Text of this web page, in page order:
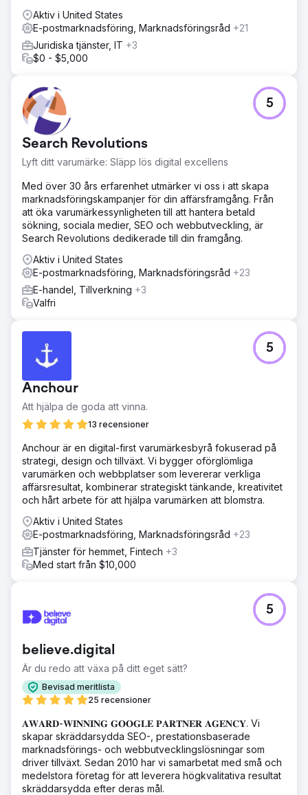
Aktiv i United States
E-postmarknadsföring, Marknadsföringsråd +21
Juridiska tjänster, IT +3
$0 - $5,000
Search Revolutions
Lyft ditt varumärke: Släpp lös digital excellens
5
Med över 30 års erfarenhet utmärker vi oss i att skapa
marknadsföringskampanjer för din affärsframgång. Från
att öka varumärkessynligheten till att hantera betald
sökning, sociala medier, SEO och webbutveckling, är
Search Revolutions dedikerade till din framgång.
Aktiv i United States
E-postmarknadsföring, Marknadsföringsråd +23
E-handel, Tillverkning +3
Valfri
Anchour
Att hjälpa de goda att vinna.
13 recensioner
5
Anchour är en digital-first varumärkesbyrå fokuserad på
strategi, design och tillväxt. Vi bygger oförglömliga
varumärken och webbplatser som levererar verkliga
affärsresultat, kombinerar strategiskt tänkande, kreativitet
och hårt arbete för att hjälpa varumärken att blomstra.
Aktiv i United States
E-postmarknadsföring, Marknadsföringsråd +23
Tjänster för hemmet, Fintech +3
Med start från $10,000
believe.digital
Är du redo att växa på ditt eget sätt?
Bevisad meritlista
25 recensioner
5
𝐀𝐖𝐀𝐑𝐃-𝐖𝐈𝐍𝐍𝐈𝐍𝐆 𝐆𝐎𝐎𝐆𝐋𝐄 𝐏𝐀𝐑𝐓𝐍𝐄𝐑 𝐀𝐆𝐄𝐍𝐂𝐘. Vi
skapar skräddarsydda SEO-, prestationsbaserade
marknadsförings- och webbutvecklingslösningar som
driver tillväxt. Sedan 2010 har vi samarbetat med små och
medelstora företag för att leverera högkvalitativa resultat
skräddarsydda efter deras mål.